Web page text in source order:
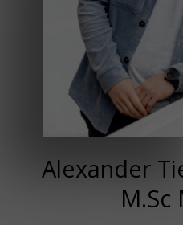
Alexander
M.Sc